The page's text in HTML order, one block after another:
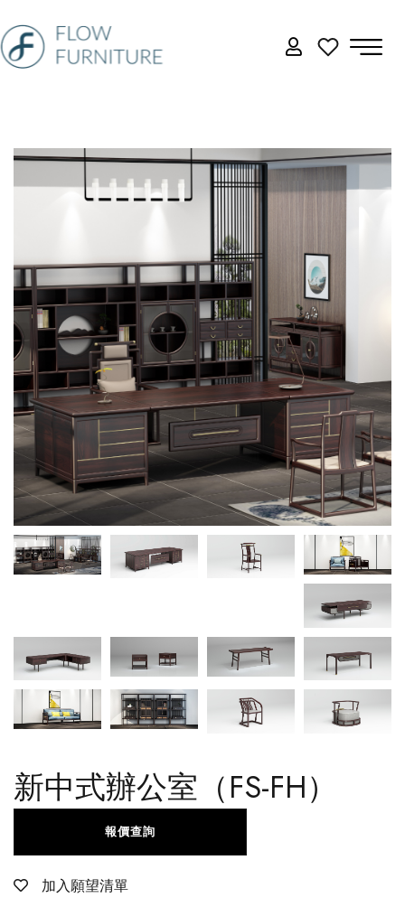
新中式辦公室（FS-FH）
加入願望清單
報價查詢